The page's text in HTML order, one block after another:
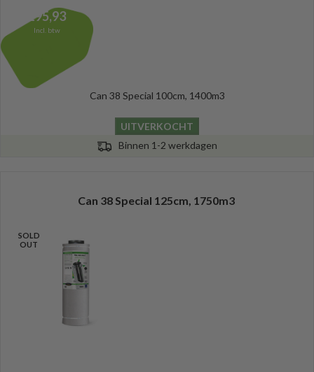
195,93
Incl. btw
Can 38 Special 100cm, 1400m3
UITVERKOCHT
Binnen 1-2 werkdagen
Can 38 Special 125cm, 1750m3
SOLD
OUT